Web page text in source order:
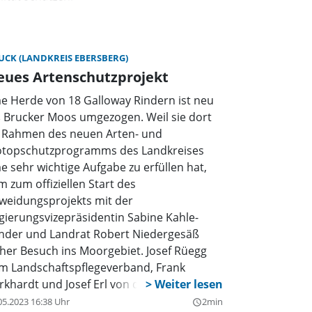
(LANDKREIS EBERSBERG)
Artenschutzprojekt
Herde von 18 Galloway Rindern ist neu
Brucker Moos umgezogen. Weil sie dort
des neuen Arten- und
des Landkreises
sehr wichtige Aufgabe zu erfüllen hat,
zum offiziellen Start des
mit der
Sabine Kahle-
und Landrat Robert Niedergesäß
Besuch ins Moorgebiet. Josef Rüegg
Landschaftspflegeverband, Frank
und Josef Erl von der Unteren
am Landratsamt
16:38 Uhr query_builder2min